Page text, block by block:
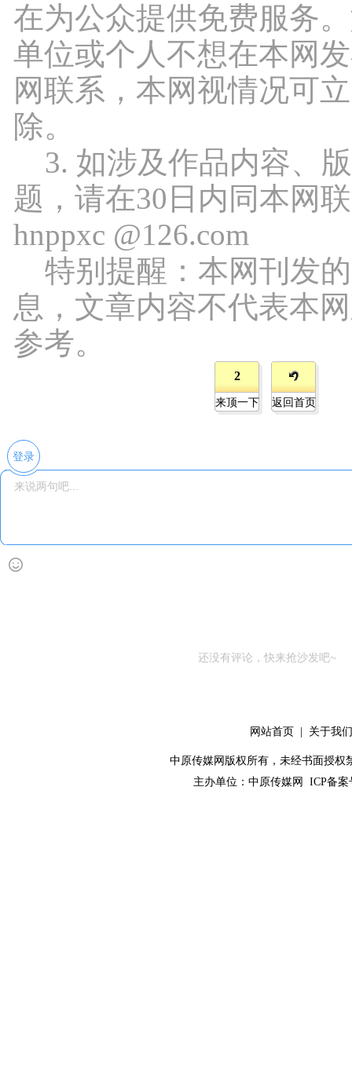
在为公众提供免费服务
单位或个人不想在本网
网联系，本网视情况可
除。
3. 如涉及作品内容、
题，请在30日内同本网
hnppxc @126.com
特别提醒：本网刊发
息，文章内容不代表本
参考。
2
来顶一下 返回首页
登录
还没有评论，快来抢沙发吧~
网站首页 关于我们
中原传媒网版权所有，未经书面授权
主办单位： 中原传媒网 ICP备案